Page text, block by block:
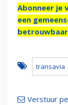
Abonneer je
een
transavia
Verstuur